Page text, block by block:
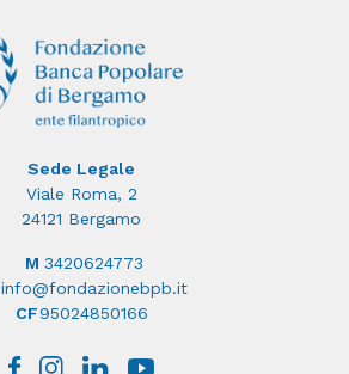
Sede Legale
Viale Roma, 2
24121 Bergamo
M 3420624773
info@fondazionebpb.it
CF95024850166